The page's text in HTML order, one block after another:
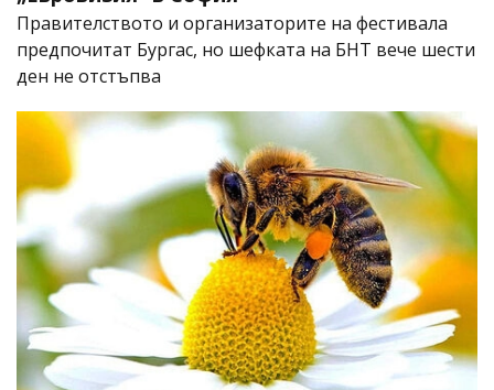
Правителството и организаторите на фестивала
предпочитат Бургас, но шефката на БНТ вече шести
ден не отстъпва